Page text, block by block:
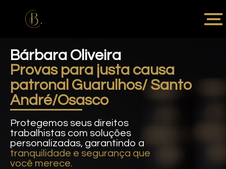
Bárbara Oliveira
Provas para justa causa
patronal Guarulhos/ Santo
André/Osasco
Protegemos seus direitos
trabalhistas com soluções
personalizadas, garantindo a
tranquilidade e segurança que
você merece.